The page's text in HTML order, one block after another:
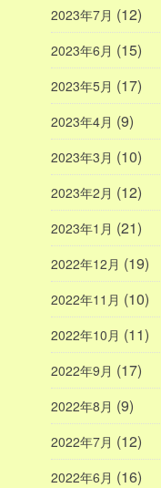
2023年7月 (12)
2023年6月 (15)
2023年5月 (17)
2023年4月 (9)
2023年3月 (10)
2023年2月 (12)
2023年1月 (21)
2022年12月 (19)
2022年11月 (10)
2022年10月 (11)
2022年9月 (17)
2022年8月 (9)
2022年7月 (12)
2022年6月 (16)